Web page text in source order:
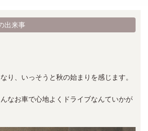
出来事
り、いっそうと秋の始まりを感じます。
なお車で心地よくドライブなんていかが